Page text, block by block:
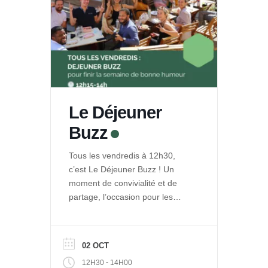
Le Déjeuner
Buzz
Tous les vendredis à 12h30,
c’est Le Déjeuner Buzz ! Un
moment de convivialité et de
partage, l’occasion pour les
autour d’un repas. Et pour le
public de découvrir les projets
engagés qui se développent
02 OCT
12H30 - 14H00